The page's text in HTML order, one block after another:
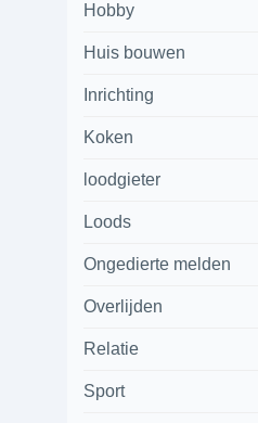
Hobby
Huis bouwen
Inrichting
Koken
loodgieter
Loods
Ongedierte melden
Overlijden
Relatie
Sport